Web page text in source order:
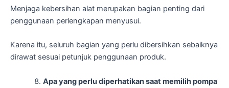
Menjaga kebersihan alat merupakan bagian penting dari
penggunaan perlengkapan menyusui.
Karena itu, seluruh bagian yang perlu dibersihkan sebaiknya
dirawat sesuai petunjuk penggunaan produk.
Apa yang perlu diperhatikan saat memilih pompa